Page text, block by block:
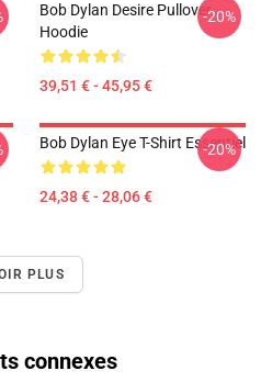
Bob Dylan Desire Pullover
Hoodie
39,51 € - 45,95 €
-20%
Bob Dylan Eye T-Shirt Essentiel
24,38 € - 28,06 €
-20%
PLUS
connexes